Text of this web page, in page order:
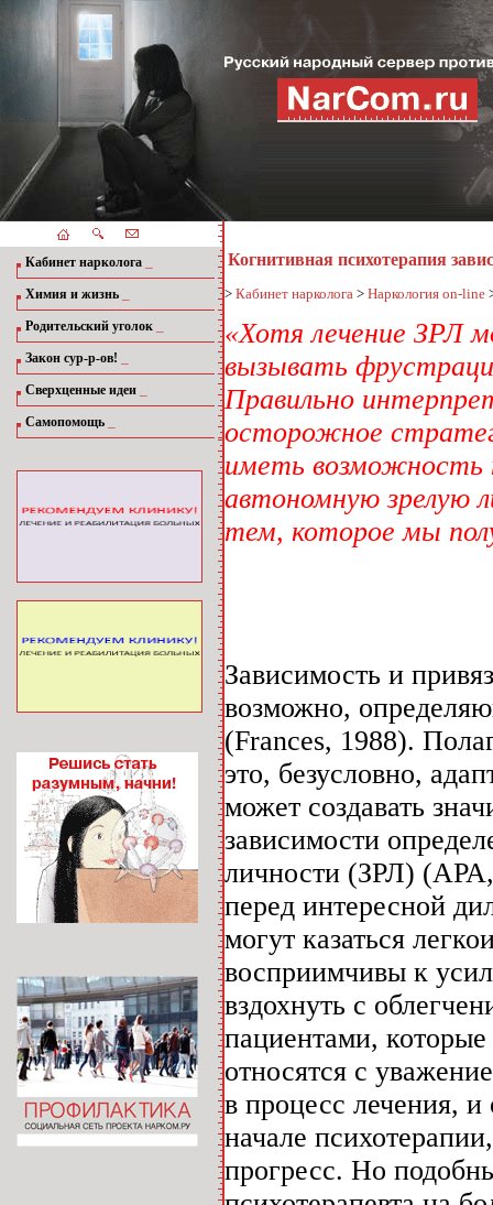
Кабинет нарколога
Химия и жизнь
Родительский уголок
Закон сур-р-ов!
Сверхценные идеи
Самопомощь
Когнитивная психотерапия
> Кабинет нарколога > Наркология on-line
«Хотя лечение ЗРЛ
вызывать
Правильно
осторожное
иметь возможность
автономную зрелую
тем, которое мы
Зависимость и
возможно,
(Frances, 1988).
это, безусловно,
может создавать
зависимости
личности (ЗРЛ) (АРА,
перед интересной
могут казаться
восприимчивы к
вздохнуть с
пациентами,
относятся с
в процесс лечения,
начале
прогресс. Но